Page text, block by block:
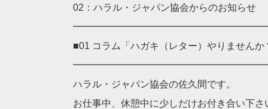
02：ハラル・ジャパン協会からのお知らせ
■01 コラム「ハガキ（レター）やりませんか
ハラル・ジャパン協会の佐久間です。
お仕事中、休憩中に少しだけお付き合い下さ